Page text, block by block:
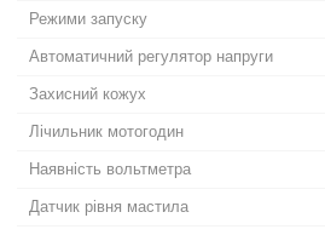
Режими запуску
Автоматичний регулятор напруги
Захисний кожух
Лічильник мотогодин
Наявність вольтметра
Датчик рівня мастила